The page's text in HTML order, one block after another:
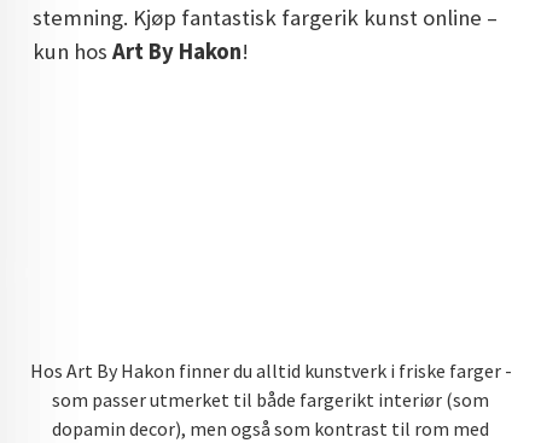
stemning. Kjøp fantastisk fargerik kunst online –
kun hosArt By Hakon!
Hos Art By Hakon finner du alltid kunstverk i friske farger -
som passer utmerket til både fargerikt interiør (som
dopamin decor), men også som kontrast til rom med